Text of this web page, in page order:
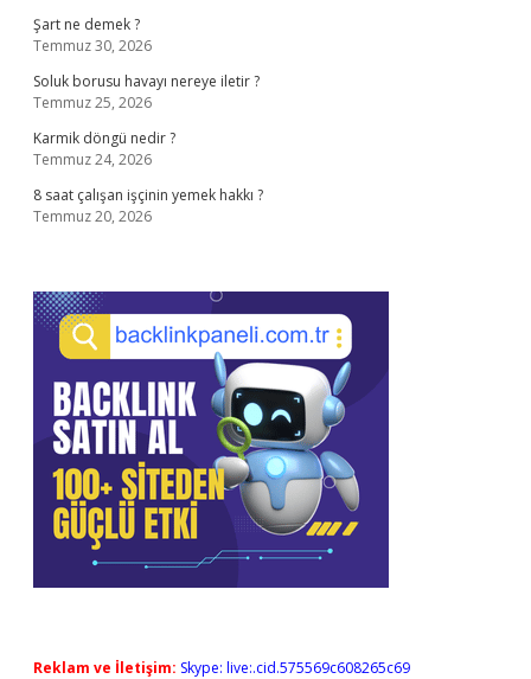
Şart ne demek ?
Temmuz 30, 2026
Soluk borusu havayı nereye iletir ?
Temmuz 25, 2026
Karmik döngü nedir ?
Temmuz 24, 2026
8 saat çalışan işçinin yemek hakkı ?
Temmuz 20, 2026
Reklam ve İletişim: Skype: live:.cid.575569c608265c69